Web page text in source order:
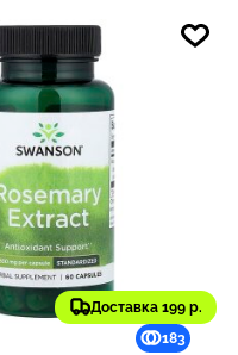
Доставка 199 р.
183